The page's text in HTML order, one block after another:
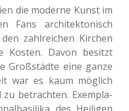
die moder­ne Kunst im
Fans archi­tek­to­nisch
zahl­rei­chen Kir­chen
Kosten. Davon besitzt
Groß­städ­te eine ganze
war es kaum mög­lich
zu betrach­ten. Exem­pla­